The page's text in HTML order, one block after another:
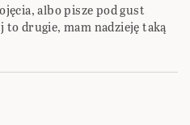
albo pisze pod gust
to drugie, mam nadzieję taką